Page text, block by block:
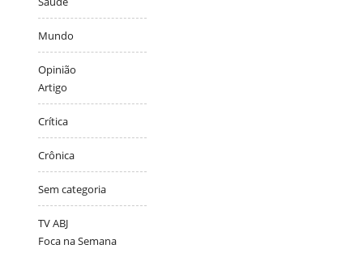
Mundo
Opinião
Artigo
Crítica
Crônica
Sem categoria
TV ABJ
Foca na Semana